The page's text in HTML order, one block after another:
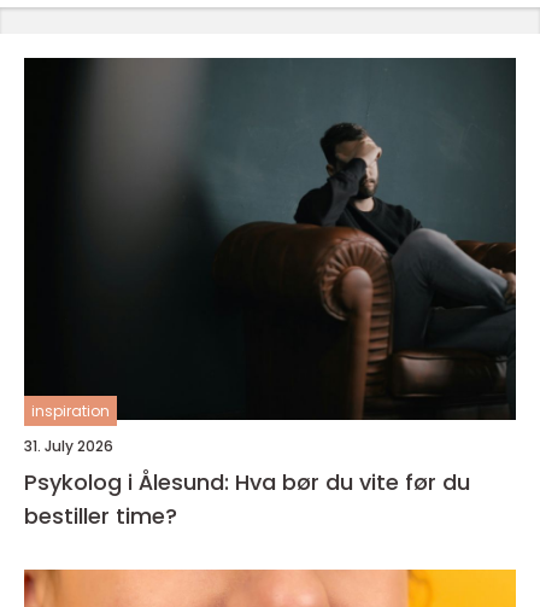
inspiration
31. July 2026
Psykolog i Ålesund: Hva bør du vite før du
bestiller time?